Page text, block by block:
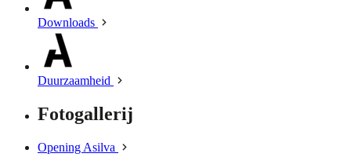
Downloads
Duurzaamheid
Fotogallerij
Opening Asilva